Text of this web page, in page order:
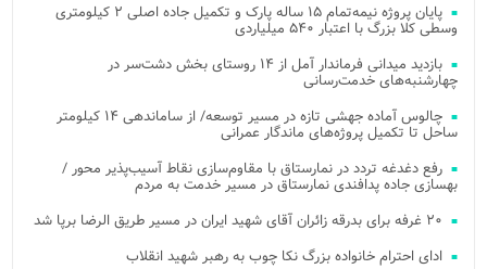
پایان پروژه نیمه‌تمام ۱۵ ساله پارک و تکمیل جاده اصلی ۲ کیلومتری
وسطی کلا بزرگ با اعتبار ۵۴۰ میلیاردی
بازدید میدانی فرماندار آمل از ۱۴ روستای بخش دشت‌سر در
چهارشنبه‌های خدمت‌رسانی
چالوس آماده جهشی تازه در مسیر توسعه/ از ساماندهی ۱۴ کیلومتر
ساحل تا تکمیل پروژه‌های ماندگار عمرانی
رفع دغدغه تردد در نمارستاق با مقاوم‌سازی نقاط آسیب‌پذیر محور /
بهسازی جاده پدافندی نمارستاق در مسیر خدمت به مردم
۲۰ غرفه برای بدرقه زائران آقای شهید ایران در مسیر طریق الرضا برپا شد
ادای احترام خانواده بزرگ نکا چوب به رهبر شهید انقلاب